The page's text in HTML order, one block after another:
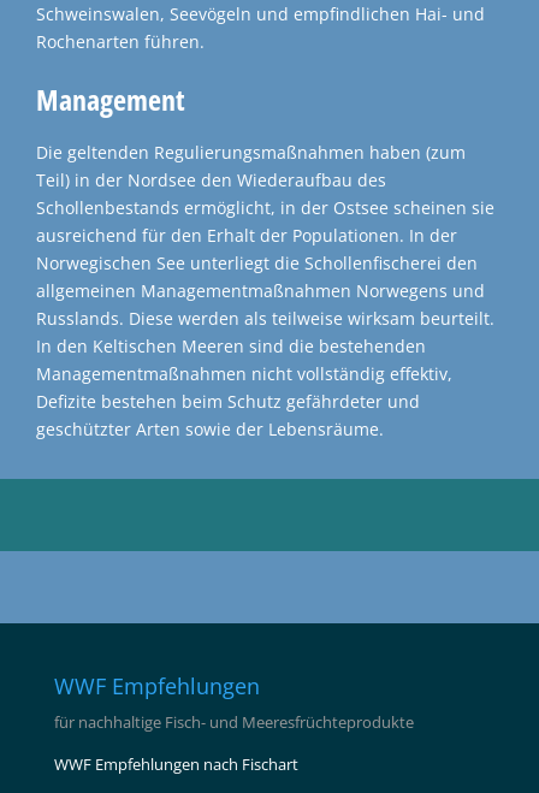
Schweinswalen, Seevögeln und empfindlichen Hai- und
Rochenarten führen.
Management
Die geltenden Regulierungsmaßnahmen haben (zum
Teil) in der Nordsee den Wiederaufbau des
Schollenbestands ermöglicht, in der Ostsee scheinen sie
ausreichend für den Erhalt der Populationen. In der
Norwegischen See unterliegt die Schollenfischerei den
allgemeinen Managementmaßnahmen Norwegens und
Russlands. Diese werden als teilweise wirksam beurteilt.
In den Keltischen Meeren sind die bestehenden
Managementmaßnahmen nicht vollständig effektiv,
Defizite bestehen beim Schutz gefährdeter und
geschützter Arten sowie der Lebensräume.
WWF Empfehlungen
für nachhaltige Fisch- und Meeresfrüchteprodukte
WWF Empfehlungen nach Fischart